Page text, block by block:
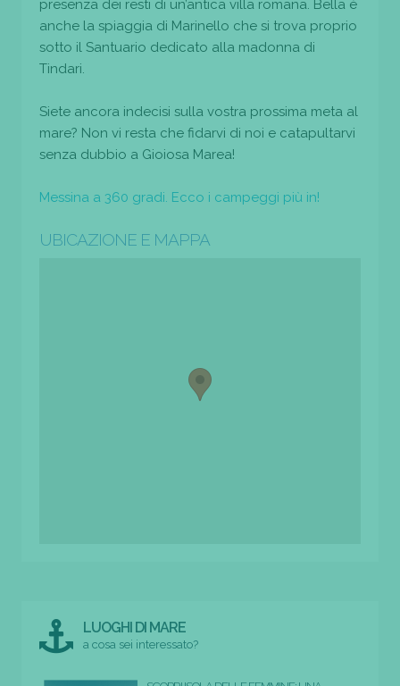
presenza dei resti di un’antica villa romana. Bella è
anche la spiaggia di Marinello che si trova proprio
sotto il Santuario dedicato alla madonna di
Tindari.
Siete ancora indecisi sulla vostra prossima meta al
mare? Non vi resta che fidarvi di noi e catapultarvi
senza dubbio a Gioiosa Marea!
Messina a 360 gradi. Ecco i campeggi più in!
UBICAZIONE E MAPPA
LUOGHI DI MARE
a cosa sei interessato?